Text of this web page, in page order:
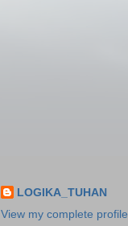
LOGIKA_TUHAN
View my complete profile